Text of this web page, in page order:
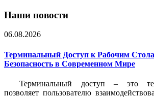
Наши новости
06.08.2026
Терминальный Доступ к Рабочим
Безопасность в Современном Мире
Терминальный доступ – это
позволяет пользователю